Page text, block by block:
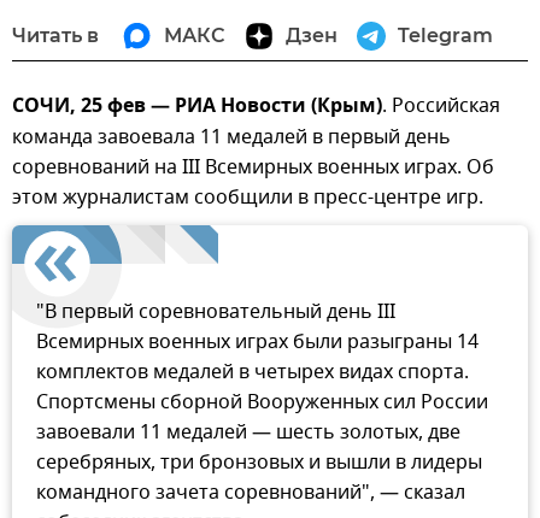
Читать в МАКС Дзен Telegram
СОЧИ, 25 фев — РИА Новости (Крым). Российская
команда завоевала 11 медалей в первый день
соревнований на III Всемирных военных играх. Об
этом журналистам сообщили в пресс-центре игр.
"В первый соревновательный день III
Всемирных военных играх были разыграны 14
комплектов медалей в четырех видах спорта.
Спортсмены сборной Вооруженных сил России
завоевали 11 медалей — шесть золотых, две
серебряных, три бронзовых и вышли в лидеры
командного зачета соревнований", — сказал